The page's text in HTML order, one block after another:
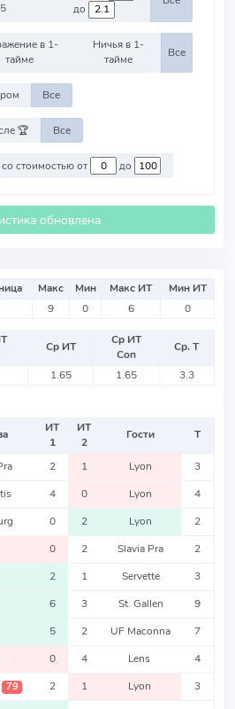
до
в 1-
тайме
Ничья в 1-
тайме
Все
Все
🏆 Все
Против команд со стоимостью от до
обновлена
Макс Мин Макс ИТ
Мин ИТ
9 0 6 0
Ср ИТ
Ср ИТ
Соп
Ср. Т
1.65 1.65 3.3
ИТ
1
ИТ
2
Гости Т
2 1 Lyon 3
4 0 Lyon 4
0 2 Lyon 2
0 2 Slavia Pra 2
2 1 Servette 3
6 3 St. Gallen 9
5 2 UF Maconna 7
0 4 Lens 4
79 2 1 Lyon 3